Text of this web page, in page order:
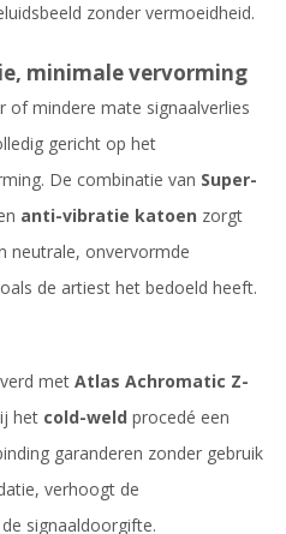
zonder vermoeidheid.
minimale vervorming
of mindere mate signaalverlies
gericht op het
De combinatie van Super-
anti-vibratie katoen zorgt
neutrale, onvervormde
de artiest het bedoeld heeft.
met Atlas Achromatic Z-
het cold-weld procedé een
garanderen zonder gebruik
verhoogt de
signaaldoorgifte.